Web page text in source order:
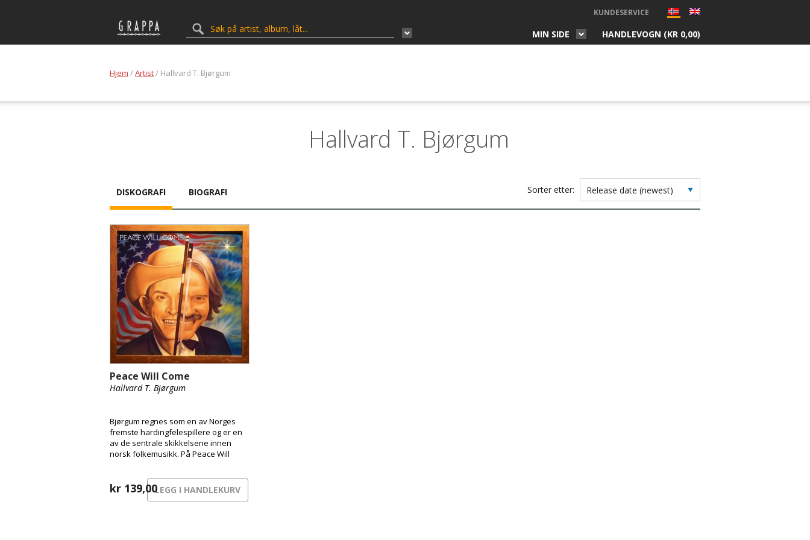
KUNDESERVICE
MIN SIDE HANDLEVOGN (KR 0,00)
Hjem /Artist/ Hallvard T. Bjørgum
Hallvard T. Bjørgum
Sorter etter:
DISKOGRAFI BIOGRAFI
Peace Will Come
Hallvard T. Bjørgum
Bjørgum regnes som en av Norges
fremste hardingfelespillere og er en
av de sentrale skikkelsene innen
norsk folkemusikk. På Peace Will
med særlig honnør til Hank Williams.
kr 139,00LEGG I HANDLEKURV